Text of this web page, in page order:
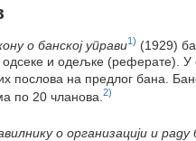
о банској управи1) (1929)
и одељке (реферате). У
послова на предлог бана.
по 20 чланова. 2)
о организацији и раду